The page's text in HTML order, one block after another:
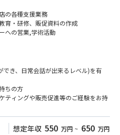
の各種支援業務
育・研修、販促資料の作成
への営業,学術活動
既存製品の改良や新製品の商品開発
き、日常会話が出来るレベル)を有
ちの方
ティングや販売促進等のご経験をお持
ご経験をお持ちの方
ご経験をお持ちの方
想定年収 550 万円 ~ 650 万円